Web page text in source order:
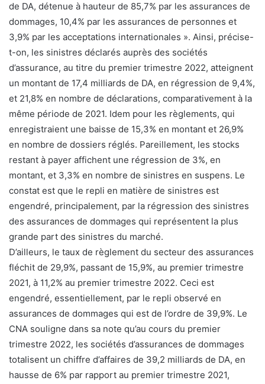
de DA, détenue à hauteur de 85,7% par les assurances de
dommages, 10,4% par les assurances de personnes et
3,9% par les acceptations internationales ». Ainsi, précise-
t-on, les sinistres déclarés auprès des sociétés
d’assurance, au titre du premier trimestre 2022, atteignent
un montant de 17,4 milliards de DA, en régression de 9,4%,
et 21,8% en nombre de déclarations, comparativement à la
même période de 2021. Idem pour les règlements, qui
enregistraient une baisse de 15,3% en montant et 26,9%
en nombre de dossiers réglés. Pareillement, les stocks
restant à payer affichent une régression de 3%, en
montant, et 3,3% en nombre de sinistres en suspens. Le
constat est que le repli en matière de sinistres est
engendré, principalement, par la régression des sinistres
des assurances de dommages qui représentent la plus
grande part des sinistres du marché.
D’ailleurs, le taux de règlement du secteur des assurances
fléchit de 29,9%, passant de 15,9%, au premier trimestre
2021, à 11,2% au premier trimestre 2022. Ceci est
engendré, essentiellement, par le repli observé en
assurances de dommages qui est de l’ordre de 39,9%. Le
CNA souligne dans sa note qu’au cours du premier
trimestre 2022, les sociétés d’assurances de dommages
totalisent un chiffre d’affaires de 39,2 milliards de DA, en
hausse de 6% par rapport au premier trimestre 2021,